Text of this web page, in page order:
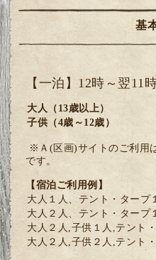
基
【一泊】12時～翌11
大人（13歳以上）
子供（4歳～12歳）
※Ａ(区画)サイトのご利用
です。
【宿泊ご利用例】
大人１人、テント・タープ
大人２人、テント・タープ
大人２人,子供１人,テント
大人２人,子供２人,テント